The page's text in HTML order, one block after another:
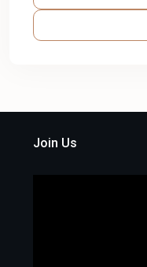
Join Us